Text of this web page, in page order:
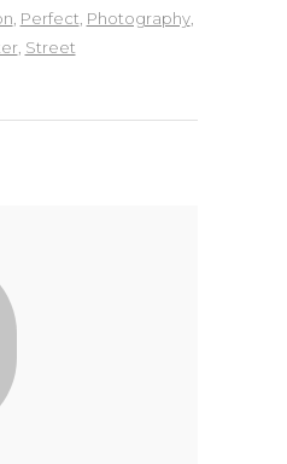
, Perfect, Photography,
, Street